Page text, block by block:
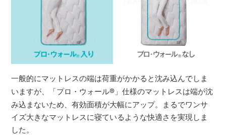
一般的にマットレスの端は荷重がかかると沈み込んでしま
いますが、「プロ・ウォール® 」仕様のマットレスは端が沈
み込まないため、有効面積が大幅にアップ。まるでワンサ
イズ大きなマットレスに寝ているような快適さを実現しま
した。